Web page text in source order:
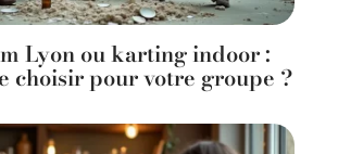
Lyon ou karting indoor :
choisir pour votre groupe ?